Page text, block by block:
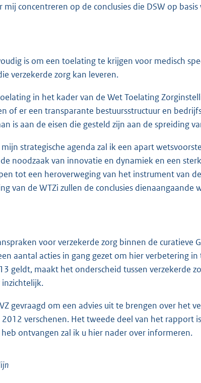
mij concentreren op de conclusies die DSW op
is om een toelating te krijgen voor medisch
verzekerde zorg kan leveren.
in het kader van de Wet Toelating
of er een transparante bestuursstructuur en
is aan de eisen die gesteld zijn aan de spreiding
strategische agenda zal ik een apart
noodzaak van innovatie en dynamiek en een
tot een heroverweging van het instrument van
van de WTZi zullen de conclusies dienaangaande
voor verzekerde zorg binnen de curatieve
aantal acties in gang gezet om hier verbetering
geldt, maakt het onderscheid tussen verzekerde
inzichtelijk.
gevraagd om een advies uit te brengen over het
verschenen. Het tweede deel van het rapport
ontvangen zal ik u hier nader over informeren.